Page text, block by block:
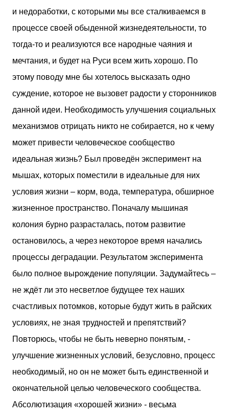
и недоработки, с которыми мы все сталкиваемся в
процессе своей обыденной жизнедеятельности, то
тогда-то и реализуются все народные чаяния и
мечтания, и будет на Руси всем жить хорошо. По
этому поводу мне бы хотелось высказать одно
суждение, которое не вызовет радости у сторонников
данной идеи. Необходимость улучшения социальных
механизмов отрицать никто не собирается, но к чему
может привести человеческое сообщество
идеальная жизнь? Был проведён эксперимент на
мышах, которых поместили в идеальные для них
условия жизни – корм, вода, температура, обширное
жизненное пространство. Поначалу мышиная
колония бурно разрасталась, потом развитие
остановилось, а через некоторое время начались
процессы деградации. Результатом эксперимента
было полное вырождение популяции. Задумайтесь –
не ждёт ли это несветлое будущее тех наших
счастливых потомков, которые будут жить в райских
условиях, не зная трудностей и препятствий?
Повторюсь, чтобы не быть неверно понятым, -
улучшение жизненных условий, безусловно, процесс
необходимый, но он не может быть единственной и
окончательной целью человеческого сообщества.
Абсолютизация «хорошей жизни» - весьма